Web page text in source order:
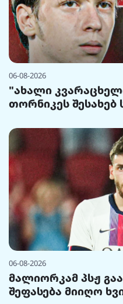
06-08-2026
"ახალი
თორნიკეს შესახებ
06-08-2026
მალიორკამ პსჟ
შეფასება მიიღო